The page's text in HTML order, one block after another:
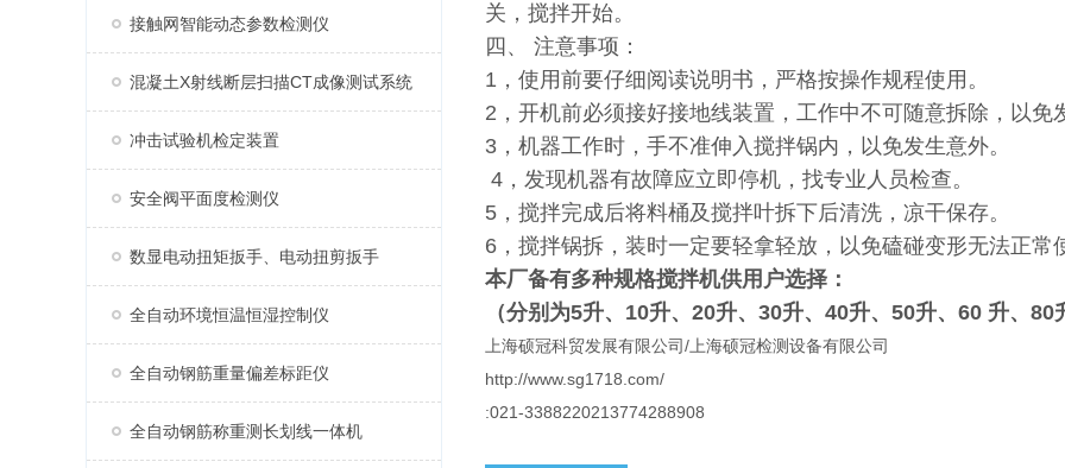
接触网智能动态参数检测仪
混凝土X射线断层扫描CT成像测试系统
冲击试验机检定装置
安全阀平面度检测仪
数显电动扭矩扳手、电动扭剪扳手
全自动环境恒温恒湿控制仪
全自动钢筋重量偏差标距仪
全自动钢筋称重测长划线一体机
关，搅拌开始。
四、 注意事项：
1，使用前要仔细阅读说明书，严格按操作规
2，开机前必须接好接地线装置，工作中不可随意拆除，以免
3，机器工作时，手不准伸入搅拌锅内，以免
4，发现机器有故障应立即停机，找专业人员
5，搅拌完成后将料桶及搅拌叶拆下后清洗，凉干保存。
6，搅拌锅拆，装时一定要轻拿轻放，以免磕碰变形无法正常
本厂备有多种规格搅拌机供用户选择：
（分别为5升、10升、20升、30升、40升、50升、60 升、80
上海硕冠科贸发展有限公司/上海硕冠检测设备有限公司
http://www.sg1718.com/
:021-3388220213774288908